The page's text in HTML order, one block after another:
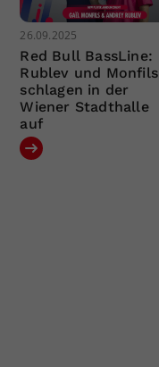
26.09.2025
Red Bull BassLine:
Rublev und Monfils
schlagen in der
Wiener Stadthalle
auf